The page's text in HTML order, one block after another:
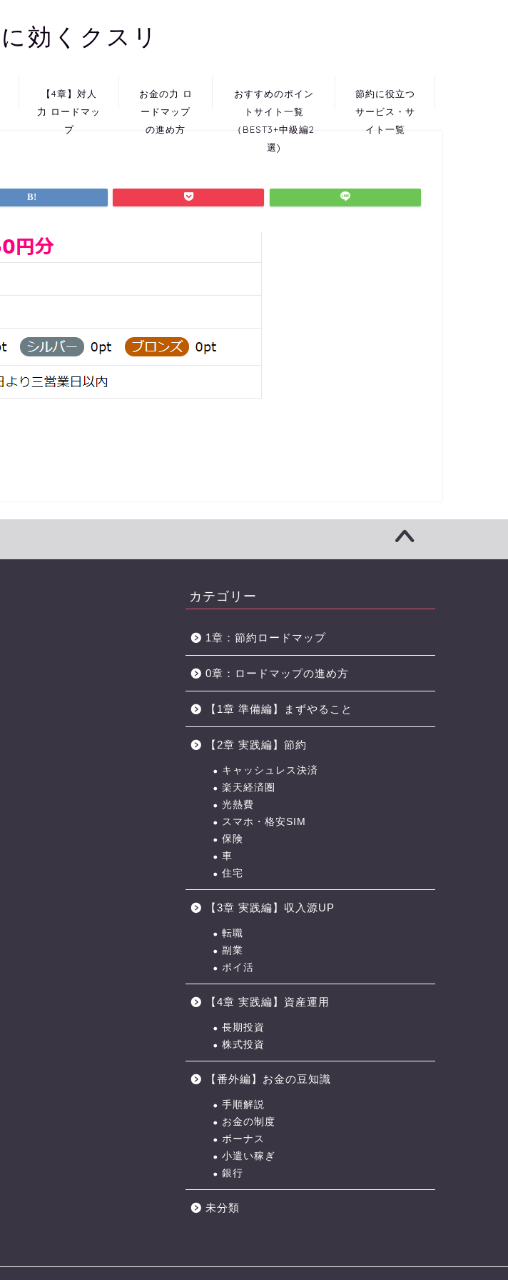
に効くクスリ
【4章】対人
力 ロードマッ
プ
お金の力 ロ
ードマップ
の進め方
おすすめのポイン
トサイト一覧
（BEST3+中級編2
選)
節約に役立つ
サービス・サ
イト一覧
カテゴリー
1章：節約ロードマップ
0章：ロードマップの進め方
【1章 準備編】まずやること
【2章 実践編】節約
キャッシュレス決済
楽天経済圏
光熱費
スマホ・格安SIM
保険
車
住宅
【3章 実践編】収入源UP
転職
副業
ポイ活
【4章 実践編】資産運用
長期投資
株式投資
【番外編】お金の豆知識
手順解説
お金の制度
ボーナス
小遣い稼ぎ
銀行
未分類